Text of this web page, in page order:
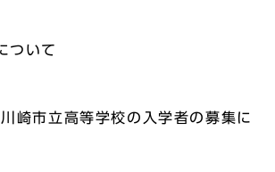
ついて
崎市立高等学校の入学者の募集に